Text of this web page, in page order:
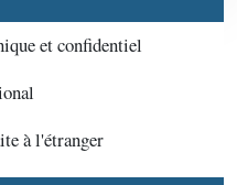
et confidentiel
à l'étranger